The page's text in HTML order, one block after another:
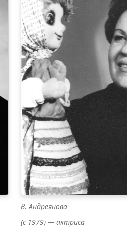
В. Андреянова
(с 1979) — актриса